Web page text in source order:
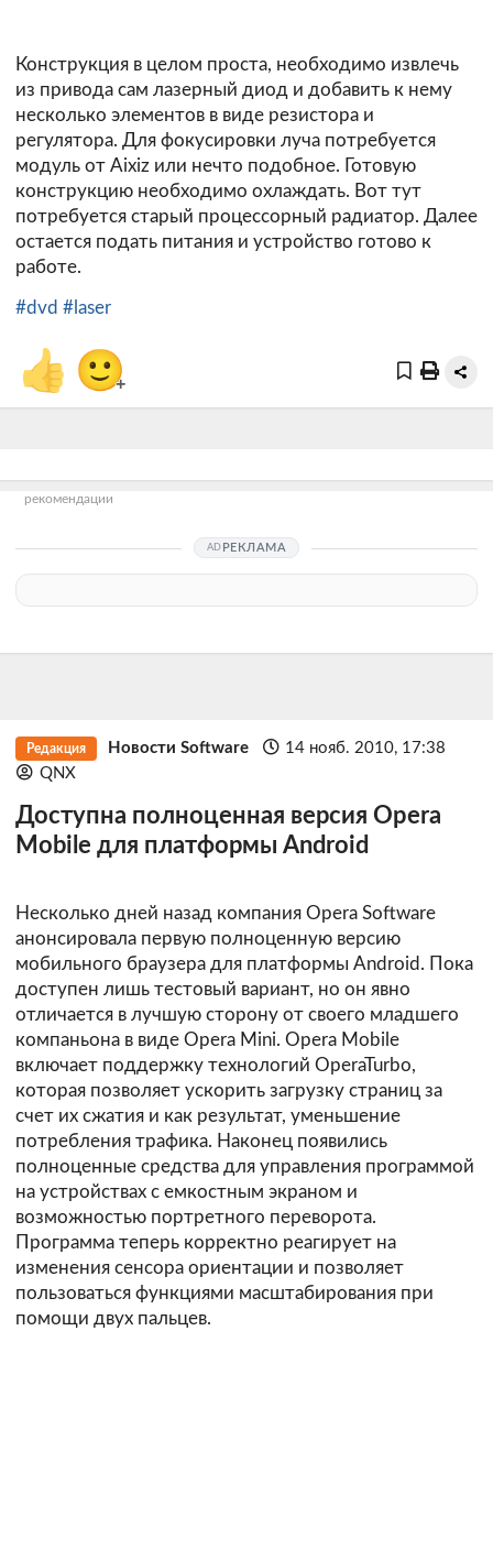
Конструкция в целом проста, необходимо извлечь
из привода сам лазерный диод и добавить к нему
несколько элементов в виде резистора и
регулятора. Для фокусировки луча потребуется
модуль от Aixiz или нечто подобное. Готовую
конструкцию необходимо охлаждать. Вот тут
потребуется старый процессорный радиатор. Далее
остается подать питания и устройство готово к
работе.
#dvd #laser
👍 🙂+
рекомендации
РЕКЛАМА
Редакция Новости Software
14 нояб. 2010, 17:38
QNX
Доступна полноценная версия Opera
Mobile для платформы Android
Несколько дней назад компания Opera Software
анонсировала первую полноценную версию
мобильного браузера для платформы Android. Пока
доступен лишь тестовый вариант, но он явно
отличается в лучшую сторону от своего младшего
компаньона в виде Opera Mini. Opera Mobile
включает поддержку технологий OperaTurbo,
которая позволяет ускорить загрузку страниц за
счет их сжатия и как результат, уменьшение
потребления трафика. Наконец появились
полноценные средства для управления программой
на устройствах с емкостным экраном и
возможностью портретного переворота.
Программа теперь корректно реагирует на
изменения сенсора ориентации и позволяет
пользоваться функциями масштабирования при
помощи двух пальцев.